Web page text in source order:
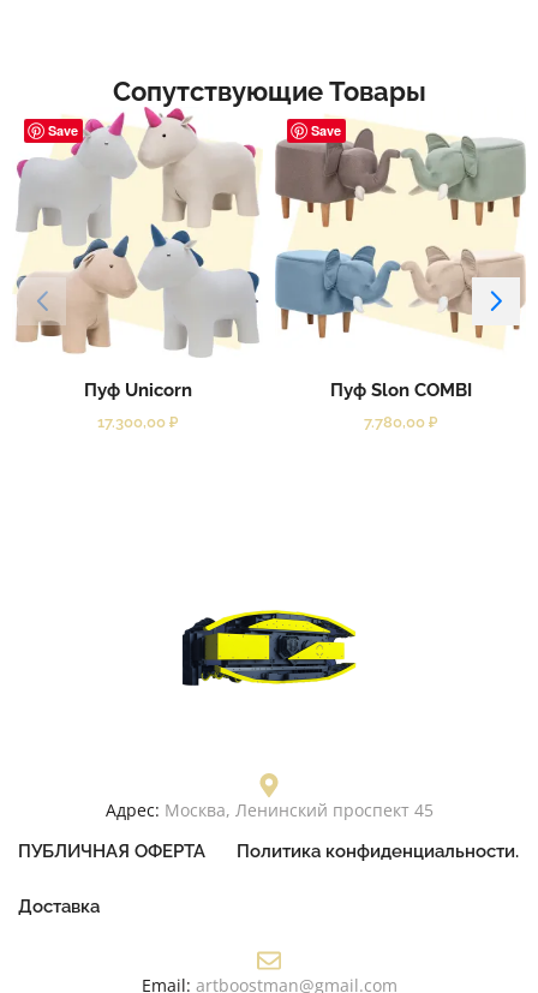
Сопутствующие Товары
Save
Пуф Unicorn
17.300,00 ₽
Save
Пуф Slon COMBI
7.780,00 ₽
Адрес: Москва, Ленинский проспект 45
ПУБЛИЧНАЯ ОФЕРТА Политика конфиденциальности.
Доставка
Email: artboostman@gmail.com